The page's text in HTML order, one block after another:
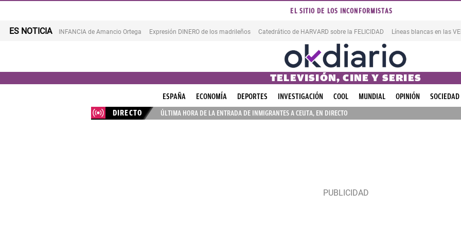
EL SITIO DE LOS INCONFORMISTAS
ES NOTICIA INFANCIA de Amancio Ortega Expresión DINERO de los madrileños Catedrático de HARVARD sobre la FELICIDAD Líneas blancas en las
TELEVISIÓN, CINE Y SERIES
ESPAÑA ECONOMÍA DEPORTES INVESTIGACIÓN COOL MUNDIAL OPINIÓN SOCIEDAD
DIRECTO
ÚLTIMA HORA DE LA ENTRADA DE INMIGRANTES A CEUTA, EN DIRECTO